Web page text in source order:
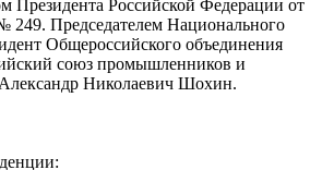
Президента Российской Федерации от
249. Председателем Национального
Общероссийского объединения
союз промышленников и
Николаевич Шохин.